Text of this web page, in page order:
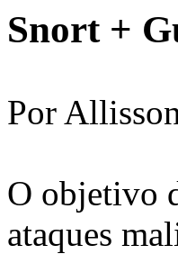
Snort +
Por
O objetivo
ataques